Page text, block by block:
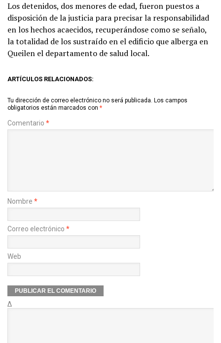
Los detenidos, dos menores de edad, fueron puestos a
disposición de la justicia para precisar la responsabilidad
en los hechos acaecidos, recuperándose como se señalo,
la totalidad de los sustraído en el edificio que alberga en
Queilen el departamento de salud local.
ARTÍCULOS RELACIONADOS:
Tu dirección de correo electrónico no será publicada. Los campos
obligatorios están marcados con *
Comentario *
Nombre *
Correo electrónico *
Web
Δ